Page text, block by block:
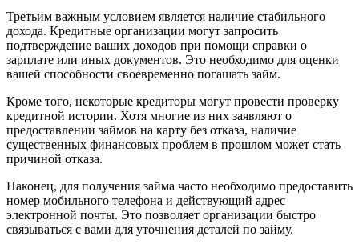
Третьим важным условием является наличие стабильного
дохода. Кредитные организации могут запросить
подтверждение ваших доходов при помощи справки о
зарплате или иных документов. Это необходимо для оценки
вашей способности своевременно погашать займ.
Кроме того, некоторые кредиторы могут провести проверку
кредитной истории. Хотя многие из них заявляют о
предоставлении займов на карту без отказа, наличие
существенных финансовых проблем в прошлом может стать
причиной отказа.
Наконец, для получения займа часто необходимо предоставить
номер мобильного телефона и действующий адрес
электронной почты. Это позволяет организации быстро
связываться с вами для уточнения деталей по займу.